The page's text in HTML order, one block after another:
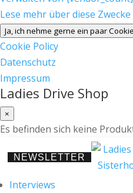
Lese mehr über diese Zwecke
Ja, ich nehme gerne ein paar
Cookie Policy
Datenschutz
Impressum
Ladies Drive Shop
×
Es befinden sich keine
NEWSLETTER
Interviews